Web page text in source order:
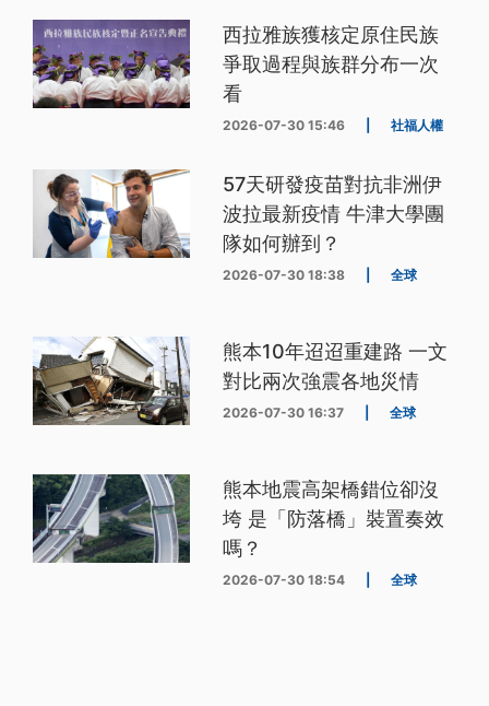
西拉雅族獲核定原住民族
爭取過程與族群分布一次
看
2026-07-30 15:46 社福人權
57天研發疫苗對抗非洲伊
波拉最新疫情 牛津大學團
隊如何辦到？
2026-07-30 18:38 全球
熊本10年迢迢重建路 一文
對比兩次強震各地災情
2026-07-30 16:37 全球
熊本地震高架橋錯位卻沒
垮 是「防落橋」裝置奏效
嗎？
2026-07-30 18:54 全球